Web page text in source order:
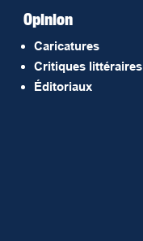
Opinion
Caricatures
Critiques littéraires
Éditoriaux